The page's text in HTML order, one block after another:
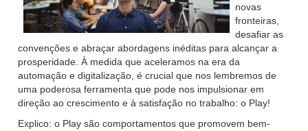
novas
fronteiras,
desafiar as
convenções e abraçar abordagens inéditas para alcançar a
prosperidade. À medida que aceleramos na era da
automação e digitalização, é crucial que nos lembremos de
uma poderosa ferramenta que pode nos impulsionar em
direção ao crescimento e à satisfação no trabalho: o Play!
Explico: o Play são comportamentos que promovem bem-